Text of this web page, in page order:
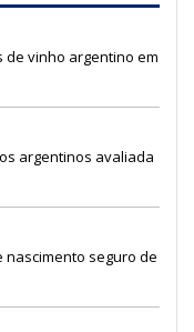
de vinho argentino em
argentinos avaliada
nascimento seguro de